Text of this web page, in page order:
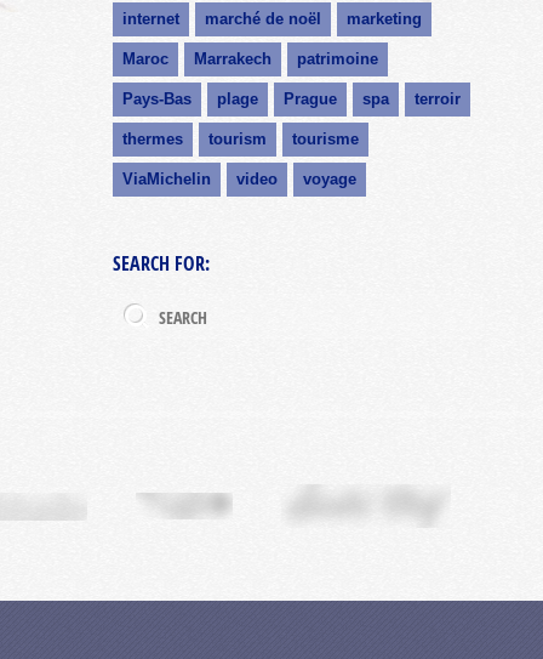
internet marché de noël marketing
Maroc Marrakech patrimoine
Pays-Bas plage Prague spa terroir
thermes tourism tourisme
ViaMichelin video voyage
SEARCH FOR: